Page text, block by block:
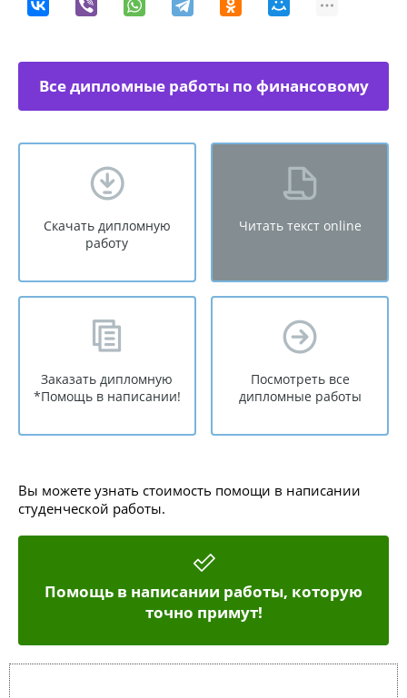
Все дипломные работы по финансовому
Скачать дипломную
работу
Читать текст online
Заказать дипломную
*Помощь в написании!
Посмотреть все
дипломные работы
Вы можете узнать стоимость помощи в написании
студенческой работы.
Помощь в написании работы, которую
точно примут!